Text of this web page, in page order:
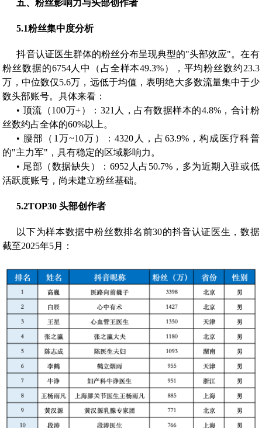
五、粉丝影响力与头部创作者
5.1粉丝集中度分析
抖音认证医生群体的粉丝分布呈现典型的"头部效应"。在有
粉丝数据的6754人中（占全样本49.3%），平均粉丝数约23.3
万，中位数仅5.6万，远低于均值，表明绝大多数流量集中于少
数头部账号。具体来看：
• 顶流（100万+）：321人，占有数据样本的4.8%，合计粉
丝数约占全体的60%以上。
• 腰部（1万~10万）：4320人，占63.9%，构成医疗科普
的"主力军"，具有稳定的区域影响力。
• 尾部（数据缺失）：6952人占50.7%，多为近期入驻或低
活跃度账号，尚未建立粉丝基础。
5.2TOP30 头部创作者
以下为样本数据中粉丝数排名前30的抖音认证医生，数据
截至2025年5月：